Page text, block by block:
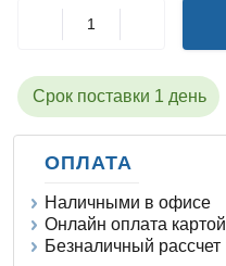
Срок поставки 1 день
ОПЛАТА
Наличными в офисе
Онлайн оплата картой
Безналичный рассчет